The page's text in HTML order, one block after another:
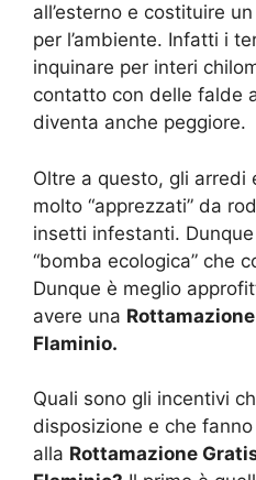
all’esterno e costituire
per l’ambiente. Infatti i
inquinare per interi
contatto con delle falde
diventa anche peggiore.
Oltre a questo, gli arredi
molto “apprezzati” da
insetti infestanti.
“bomba ecologica” che
Dunque è meglio
avere una
Flaminio.
Quali sono gli incentivi
disposizione e che
alla Rottamazione